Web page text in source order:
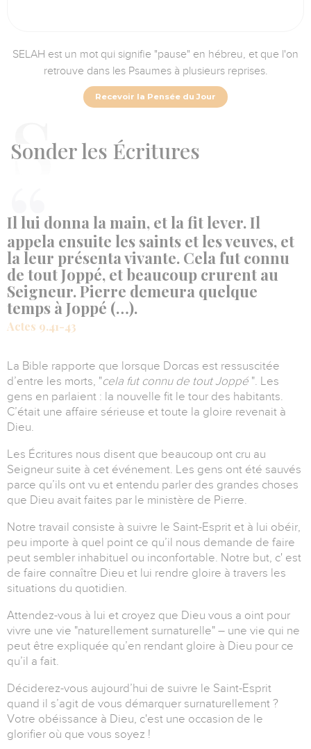
SELAH est un mot qui signifie "pause" en hébreu, et que l'on
retrouve dans les Psaumes à plusieurs reprises.
Recevoir la Pensée du Jour
Sonder les Écritures
Il lui donna la main, et la fit lever. Il
appela ensuite les saints et les veuves, et
la leur présenta vivante. Cela fut connu
de tout Joppé, et beaucoup crurent au
Seigneur. Pierre demeura quelque
temps à Joppé (…).
Actes 9.41-43
La Bible rapporte que lorsque Dorcas est ressuscitée
d’entre les morts, "cela fut connu de tout Joppé ". Les
gens en parlaient : la nouvelle fit le tour des habitants.
C’était une affaire sérieuse et toute la gloire revenait à
Dieu.
Les Écritures nous disent que beaucoup ont cru au
Seigneur suite à cet événement. Les gens ont été sauvés
parce qu’ils ont vu et entendu parler des grandes choses
que Dieu avait faites par le ministère de Pierre.
Notre travail consiste à suivre le Saint-Esprit et à lui obéir,
peu importe à quel point ce qu’il nous demande de faire
peut sembler inhabituel ou inconfortable. Notre but, c' est
de faire connaître Dieu et lui rendre gloire à travers les
situations du quotidien.
Attendez-vous à lui et croyez que Dieu vous a oint pour
vivre une vie "naturellement surnaturelle" – une vie qui ne
peut être expliquée qu’en rendant gloire à Dieu pour ce
qu’il a fait.
Déciderez-vous aujourd’hui de suivre le Saint-Esprit
quand il s’agit de vous démarquer surnaturellement ?
Votre obéissance à Dieu, c'est une occasion de le
glorifier où que vous soyez !